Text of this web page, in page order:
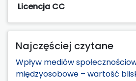
Licencja CC
Najczęściej czytane
Wpływ mediów
międzyosobowe – wartość